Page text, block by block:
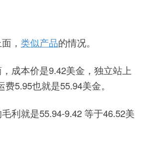
， 类似产品的情况。
成本价是9.42美金，独立站上
5.95也就是55.94美金。
利就是55.94-9.42 等于46.52美